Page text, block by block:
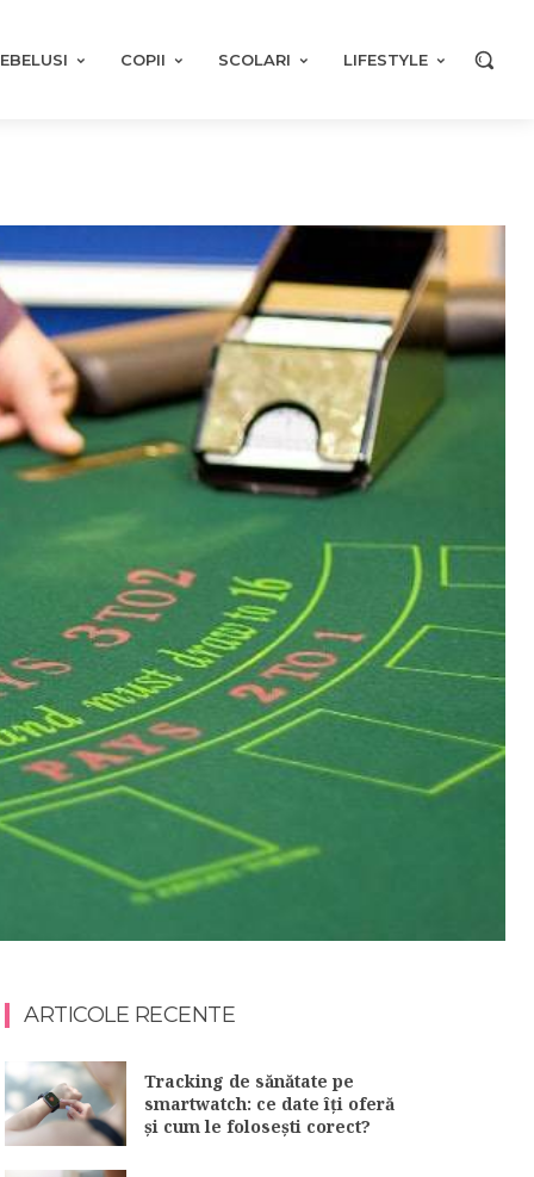
COPII SCOLARI LIFESTYLE
ARTICOLE RECENTE
Tracking de sănătate pe
smartwatch: ce date îți oferă
și cum le folosești corect?